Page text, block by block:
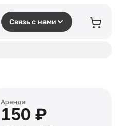
Связь с нами
Аренда
150 ₽